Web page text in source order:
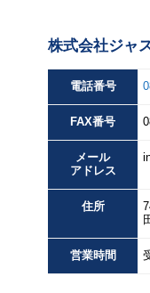
株式会社ジャ
電話番号
FAX番号
メール
アドレス
住所
営業時間